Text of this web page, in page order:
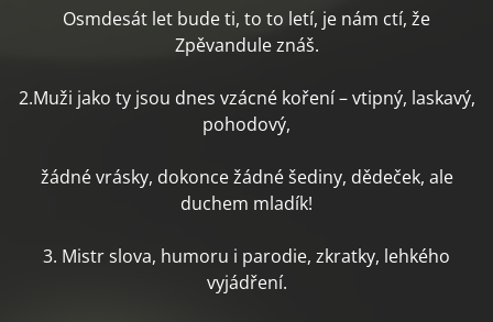
Osmdesát let bude ti, to to letí, je nám ctí, že
Zpěvandule znáš.
2.Muži jako ty jsou dnes vzácné koření – vtipný, laskavý,
pohodový,
žádné vrásky, dokonce žádné šediny, dědeček, ale
duchem mladík!
3. Mistr slova, humoru i parodie, zkratky, lehkého
vyjádření.